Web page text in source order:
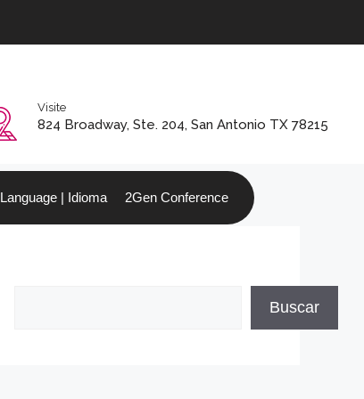
Visite
824 Broadway, Ste. 204, San Antonio TX 78215
Language | Idioma 2Gen Conference
Buscar